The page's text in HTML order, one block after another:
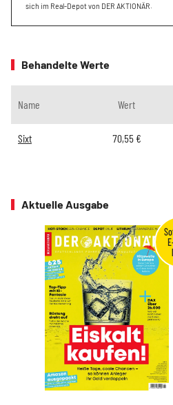
sich im Real-Depot von DER AKTIONÄR.
Behandelte Werte
Name Wert
Sixt 70,55€
Aktuelle Ausgabe